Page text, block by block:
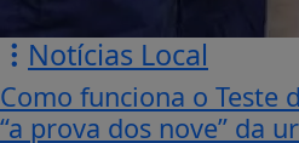
Notícias Local
Como funciona o Teste
“a prova dos nove” da